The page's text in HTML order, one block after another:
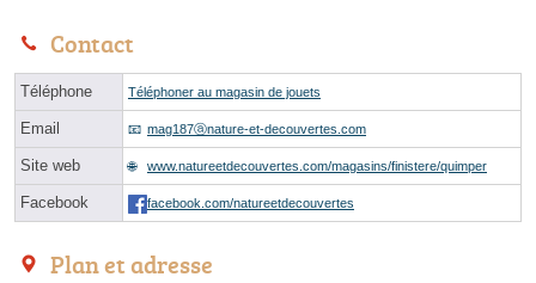
Contact
Téléphone Téléphoner au magasin de jouets
Email mag187ⓐnature-et-decouvertes.com
Site web www.natureetdecouvertes.com/magasins/finistere/quimper
Facebook facebook.com/natureetdecouvertes
Plan et adresse